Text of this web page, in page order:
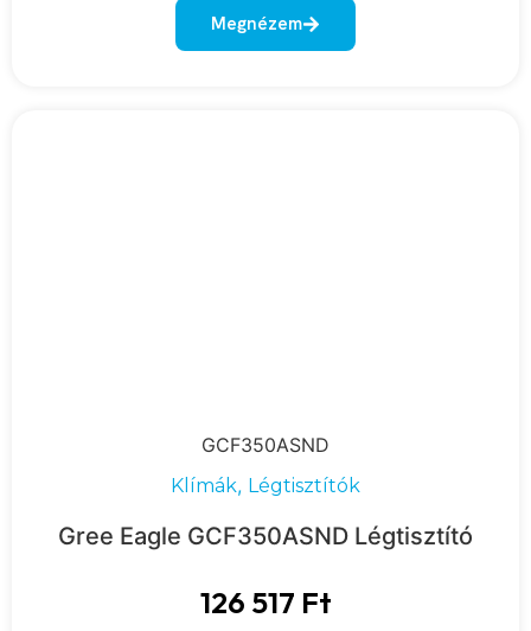
Megnézem
GCF350ASND
Klímák, Légtisztítók
Gree Eagle GCF350ASND Légtisztító
126 517 Ft